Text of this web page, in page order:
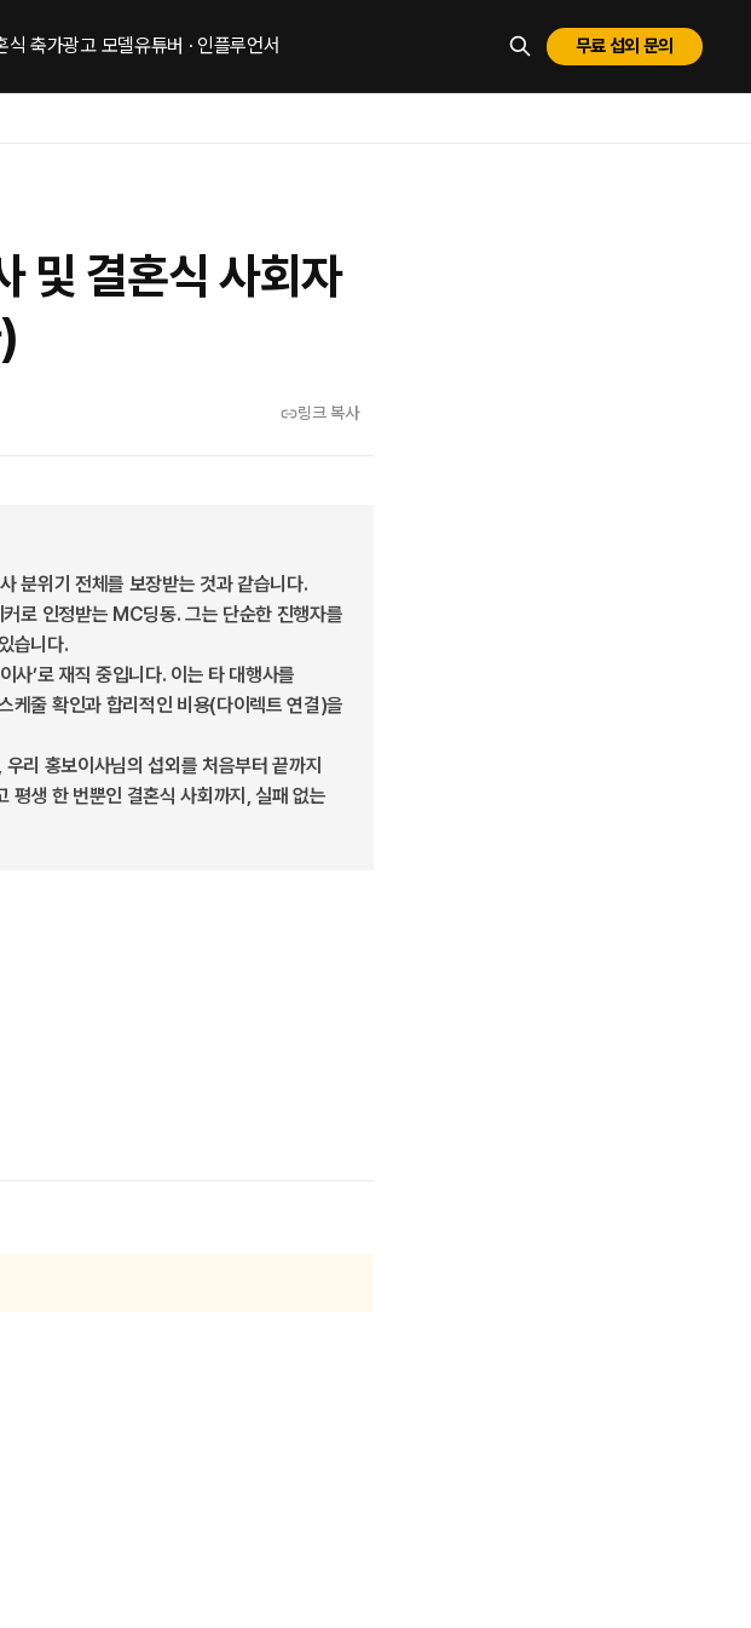
식 축가광고 모델유튜버 · 인플루언서 무료 섭외 문의
및 결혼식 사회자
링크 복사
분위기 전체를 보장받는 것과 같습니다.
로 인정받는 MC딩동. 그는 단순한 진행자를
습니다.
’로 재직 중입니다. 이는 타 대행사를
케줄 확인과 합리적인 비용(다이렉트 연결)을
리 홍보이사님의 섭외를 처음부터 끝까지
생 한 번뿐인 결혼식 사회까지, 실패 없는